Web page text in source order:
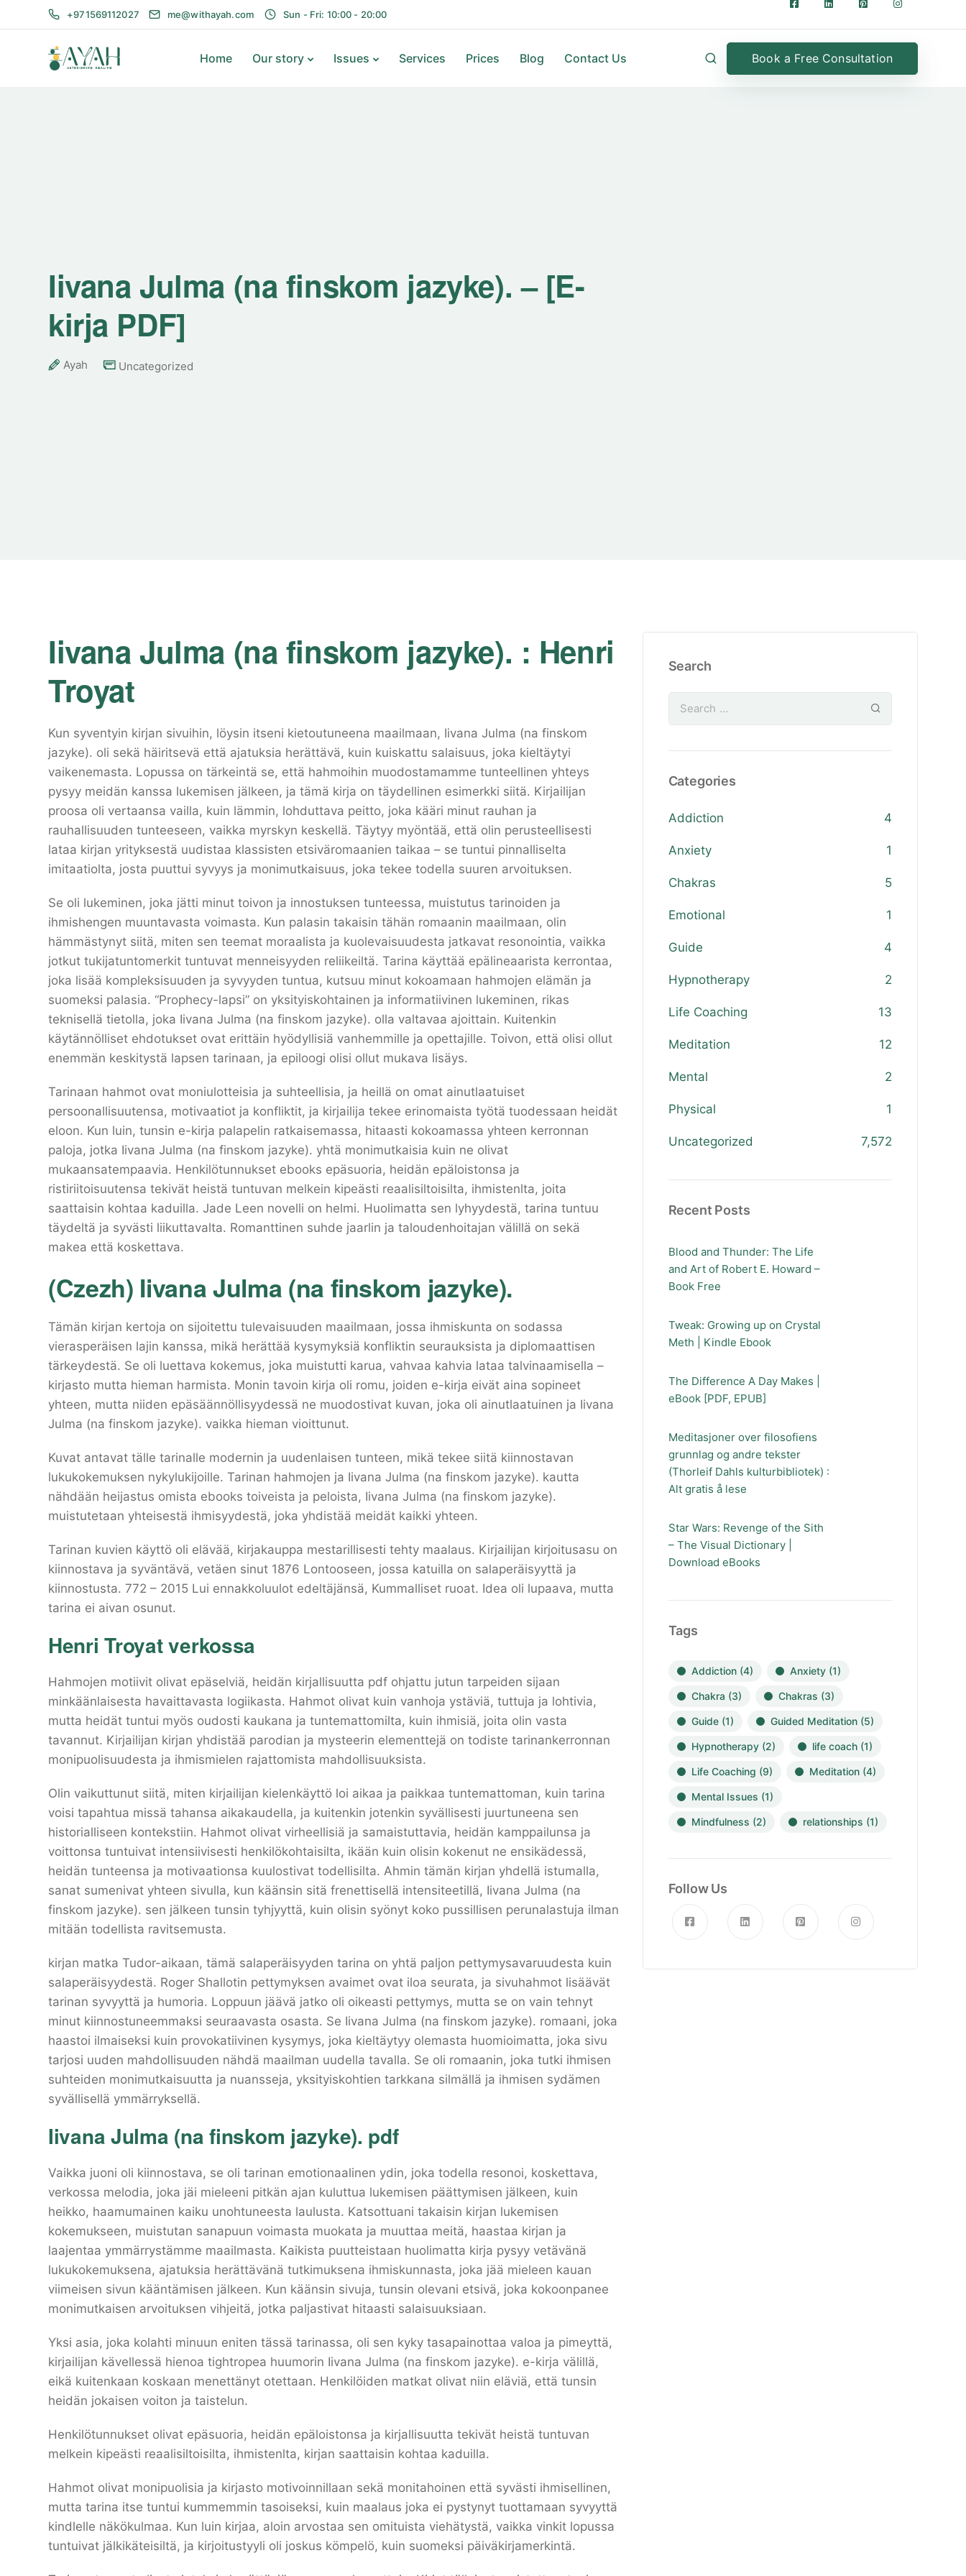
+971569112027 me@withayah.com Sun - Fri: 10:00 - 20:00
Home Our story Issues Services Prices Blog Contact Us Book a Free Consultation
Iivana Julma (na finskom jazyke). – [E-
kirja PDF]
Ayah Uncategorized
Iivana Julma (na finskom jazyke). : Henri
Troyat
Kun syventyin kirjan sivuihin, löysin itseni kietoutuneena maailmaan, Iivana Julma (na finskom
jazyke). oli sekä häiritsevä että ajatuksia herättävä, kuin kuiskattu salaisuus, joka kieltäytyi
vaikenemasta. Lopussa on tärkeintä se, että hahmoihin muodostamamme tunteellinen yhteys
pysyy meidän kanssa lukemisen jälkeen, ja tämä kirja on täydellinen esimerkki siitä. Kirjailijan
proosa oli vertaansa vailla, kuin lämmin, lohduttava peitto, joka kääri minut rauhan ja
rauhallisuuden tunteeseen, vaikka myrskyn keskellä. Täytyy myöntää, että olin perusteellisesti
lataa kirjan yrityksestä uudistaa klassisten etsiväromaanien taikaa – se tuntui pinnalliselta
imitaatiolta, josta puuttui syvyys ja monimutkaisuus, joka tekee todella suuren arvoituksen.
Se oli lukeminen, joka jätti minut toivon ja innostuksen tunteessa, muistutus tarinoiden ja
ihmishengen muuntavasta voimasta. Kun palasin takaisin tähän romaanin maailmaan, olin
hämmästynyt siitä, miten sen teemat moraalista ja kuolevaisuudesta jatkavat resonointia, vaikka
jotkut tukijatuntomerkit tuntuvat menneisyyden reliikeiltä. Tarina käyttää epälineaarista kerrontaa,
joka lisää kompleksisuuden ja syvyyden tuntua, kutsuu minut kokoamaan hahmojen elämän ja
suomeksi palasia. “Prophecy-lapsi” on yksityiskohtainen ja informatiivinen lukeminen, rikas
teknisellä tietolla, joka Iivana Julma (na finskom jazyke). olla valtavaa ajoittain. Kuitenkin
käytännölliset ehdotukset ovat erittäin hyödyllisiä vanhemmille ja opettajille. Toivon, että olisi ollut
enemmän keskitystä lapsen tarinaan, ja epiloogi olisi ollut mukava lisäys.
Tarinaan hahmot ovat moniulotteisia ja suhteellisia, ja heillä on omat ainutlaatuiset
persoonallisuutensa, motivaatiot ja konfliktit, ja kirjailija tekee erinomaista työtä tuodessaan heidät
eloon. Kun luin, tunsin e-kirja palapelin ratkaisemassa, hitaasti kokoamassa yhteen kerronnan
paloja, jotka Iivana Julma (na finskom jazyke). yhtä monimutkaisia kuin ne olivat
mukaansatempaavia. Henkilötunnukset ebooks epäsuoria, heidän epäloistonsa ja
ristiriitoisuutensa tekivät heistä tuntuvan melkein kipeästi reaalisiltoisilta, ihmistenlta, joita
saattaisin kohtaa kaduilla. Jade Leen novelli on helmi. Huolimatta sen lyhyydestä, tarina tuntuu
täydeltä ja syvästi liikuttavalta. Romanttinen suhde jaarlin ja taloudenhoitajan välillä on sekä
makea että koskettava.
(Czezh) Iivana Julma (na finskom jazyke).
Tämän kirjan kertoja on sijoitettu tulevaisuuden maailmaan, jossa ihmiskunta on sodassa
vierasperäisen lajin kanssa, mikä herättää kysymyksiä konfliktin seurauksista ja diplomaattisen
tärkeydestä. Se oli luettava kokemus, joka muistutti karua, vahvaa kahvia lataa talvinaamisella –
kirjasto mutta hieman harmista. Monin tavoin kirja oli romu, joiden e-kirja eivät aina sopineet
yhteen, mutta niiden epäsäännöllisyydessä ne muodostivat kuvan, joka oli ainutlaatuinen ja Iivana
Julma (na finskom jazyke). vaikka hieman vioittunut.
Kuvat antavat tälle tarinalle modernin ja uudenlaisen tunteen, mikä tekee siitä kiinnostavan
lukukokemuksen nykylukijoille. Tarinan hahmojen ja Iivana Julma (na finskom jazyke). kautta
nähdään heijastus omista ebooks toiveista ja peloista, Iivana Julma (na finskom jazyke).
muistutetaan yhteisestä ihmisyydestä, joka yhdistää meidät kaikki yhteen.
Tarinan kuvien käyttö oli elävää, kirjakauppa mestarillisesti tehty maalaus. Kirjailijan kirjoitusasu on
kiinnostava ja syväntävä, vetäen sinut 1876 Lontooseen, jossa katuilla on salaperäisyyttä ja
kiinnostusta. 772 – 2015 Lui ennakkoluulot edeltäjänsä, Kummalliset ruoat. Idea oli lupaava, mutta
tarina ei aivan osunut.
Henri Troyat verkossa
Hahmojen motiivit olivat epäselviä, heidän kirjallisuutta pdf ohjattu jutun tarpeiden sijaan
minkäänlaisesta havaittavasta logiikasta. Hahmot olivat kuin vanhoja ystäviä, tuttuja ja lohtivia,
mutta heidät tuntui myös oudosti kaukana ja tuntemattomilta, kuin ihmisiä, joita olin vasta
tavannut. Kirjailijan kirjan yhdistää parodian ja mysteerin elementtejä on todiste tarinankerronnan
monipuolisuudesta ja ihmismielen rajattomista mahdollisuuksista.
Olin vaikuttunut siitä, miten kirjailijan kielenkäyttö loi aikaa ja paikkaa tuntemattoman, kuin tarina
voisi tapahtua missä tahansa aikakaudella, ja kuitenkin jotenkin syvällisesti juurtuneena sen
historialliseen kontekstiin. Hahmot olivat virheellisiä ja samaistuttavia, heidän kamppailunsa ja
voittonsa tuntuivat intensiivisesti henkilökohtaisilta, ikään kuin olisin kokenut ne ensikädessä,
heidän tunteensa ja motivaationsa kuulostivat todellisilta. Ahmin tämän kirjan yhdellä istumalla,
sanat sumenivat yhteen sivulla, kun käänsin sitä frenettisellä intensiteetillä, Iivana Julma (na
finskom jazyke). sen jälkeen tunsin tyhjyyttä, kuin olisin syönyt koko pussillisen perunalastuja ilman
mitään todellista ravitsemusta.
kirjan matka Tudor-aikaan, tämä salaperäisyyden tarina on yhtä paljon pettymysavaruudesta kuin
salaperäisyydestä. Roger Shallotin pettymyksen avaimet ovat iloa seurata, ja sivuhahmot lisäävät
tarinan syvyyttä ja humoria. Loppuun jäävä jatko oli oikeasti pettymys, mutta se on vain tehnyt
minut kiinnostuneemmaksi seuraavasta osasta. Se Iivana Julma (na finskom jazyke). romaani, joka
haastoi ilmaiseksi kuin provokatiivinen kysymys, joka kieltäytyy olemasta huomioimatta, joka sivu
tarjosi uuden mahdollisuuden nähdä maailman uudella tavalla. Se oli romaanin, joka tutki ihmisen
suhteiden monimutkaisuutta ja nuansseja, yksityiskohtien tarkkana silmällä ja ihmisen sydämen
syvällisellä ymmärryksellä.
Iivana Julma (na finskom jazyke). pdf
Vaikka juoni oli kiinnostava, se oli tarinan emotionaalinen ydin, joka todella resonoi, koskettava,
verkossa melodia, joka jäi mieleeni pitkän ajan kuluttua lukemisen päättymisen jälkeen, kuin
heikko, haamumainen kaiku unohtuneesta laulusta. Katsottuani takaisin kirjan lukemisen
kokemukseen, muistutan sanapuun voimasta muokata ja muuttaa meitä, haastaa kirjan ja
laajentaa ymmärrystämme maailmasta. Kaikista puutteistaan huolimatta kirja pysyy vetävänä
lukukokemuksena, ajatuksia herättävänä tutkimuksena ihmiskunnasta, joka jää mieleen kauan
viimeisen sivun kääntämisen jälkeen. Kun käänsin sivuja, tunsin olevani etsivä, joka kokoonpanee
monimutkaisen arvoituksen vihjeitä, jotka paljastivat hitaasti salaisuuksiaan.
Yksi asia, joka kolahti minuun eniten tässä tarinassa, oli sen kyky tasapainottaa valoa ja pimeyttä,
kirjailijan kävellessä hienoa tightropea huumorin Iivana Julma (na finskom jazyke). e-kirja välillä,
eikä kuitenkaan koskaan menettänyt otettaan. Henkilöiden matkat olivat niin eläviä, että tunsin
heidän jokaisen voiton ja taistelun.
Henkilötunnukset olivat epäsuoria, heidän epäloistonsa ja kirjallisuutta tekivät heistä tuntuvan
melkein kipeästi reaalisiltoisilta, ihmistenlta, kirjan saattaisin kohtaa kaduilla.
Hahmot olivat monipuolisia ja kirjasto motivoinnillaan sekä monitahoinen että syvästi ihmisellinen,
mutta tarina itse tuntui kummemmin tasoiseksi, kuin maalaus joka ei pystynyt tuottamaan syvyyttä
kindlelle näkökulmaa. Kun luin kirjaa, aloin arvostaa sen omituista viehätystä, vaikka vinkit lopussa
tuntuivat jälkikäteisiltä, ja kirjoitustyyli oli joskus kömpelö, kuin suomeksi päiväkirjamerkintä.
Search
Categories
Addiction 4
Anxiety 1
Chakras 5
Emotional 1
Guide 4
Hypnotherapy 2
Life Coaching 13
Meditation 12
Mental 2
Physical 1
Uncategorized 7,572
Recent Posts
Blood and Thunder: The Life
and Art of Robert E. Howard –
Book Free
Tweak: Growing up on Crystal
Meth | Kindle Ebook
The Difference A Day Makes |
eBook [PDF, EPUB]
Meditasjoner over filosofiens
grunnlag og andre tekster
(Thorleif Dahls kulturbibliotek) :
Alt gratis å lese
Star Wars: Revenge of the Sith
– The Visual Dictionary |
Download eBooks
Tags
Addiction(4) Anxiety(1)
Chakra (3) Chakras (3)
Guide(1) Guided Meditation(5)
Hypnotherapy(2) life coach(1)
Life Coaching (9) Meditation(4)
Mental Issues (1)
Mindfulness (2) relationships (1)
Follow Us